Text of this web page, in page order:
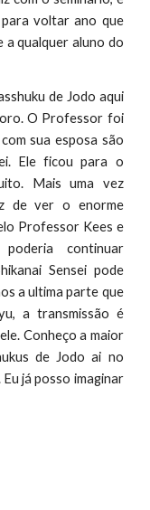
voltar ano que
a qualquer aluno do
de Jodo aqui
O Professor foi
sua esposa são
Ele ficou para o
Mais uma vez
de ver o enorme
Professor Kees e
continuar
Sensei pode
a ultima parte que
a transmissão é
Conheço a maior
de Jodo ai no
já posso imaginar